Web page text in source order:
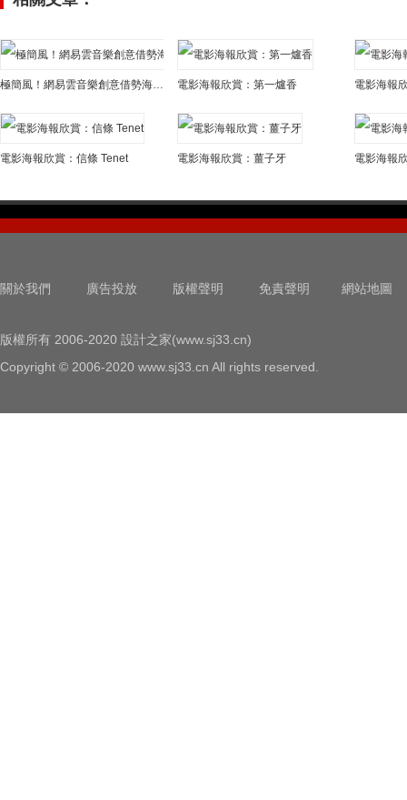
極簡風！網易雲音樂創意借勢海報欣賞 電影海報欣賞：第一爐香 電影海報
電影海報欣賞：信條 Tenet 電影海報欣賞：薑子牙 電影海報
關於我們 廣告投放 版權聲明 免責聲明 網站地圖
版權所有 2006-2020 設計之家(www.sj33.cn)
Copyright © 2006-2020 www.sj33.cn All rights reserved.